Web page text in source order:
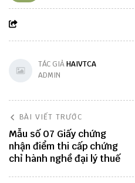
TÁC GIẢHAIVTCA
ADMIN
BÀI VIẾT TRƯỚC
Mẫu số 07 Giấy chứng
nhận điểm thi cấp chứng
chỉ hành nghề đại lý thuế